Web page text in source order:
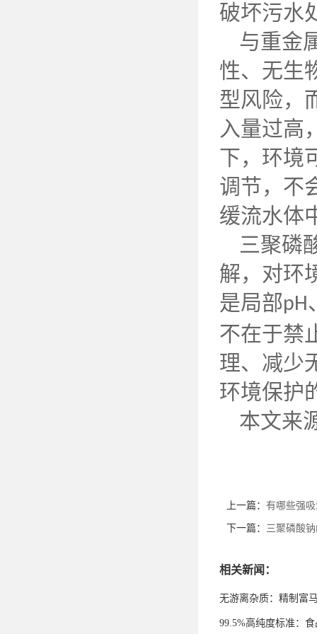
破坏污水
与重金
性、无生
型风险，
入量过高
下，环境
调节，不
缓流水体
三聚磷
解，对环
是局部pH
不在于禁
理、减少
环境保护
本文来
上一篇： 有哪些强
下一篇： 三聚磷酸
相关新闻：
无游离杂质：精制富
99.5%高纯度标准：